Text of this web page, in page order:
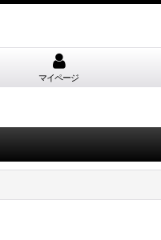
マイページ